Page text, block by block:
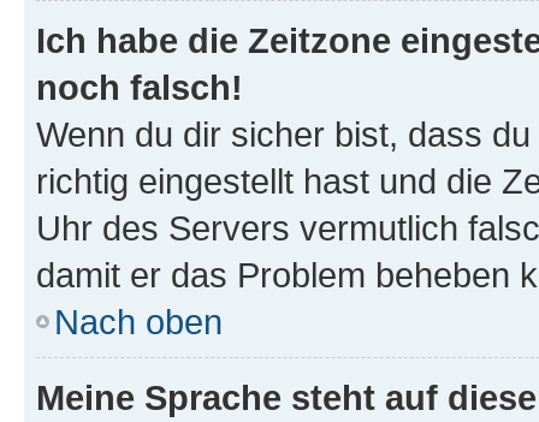
Ich habe die Zeitzone
noch falsch!
Wenn du dir sicher bist, dass
richtig eingestellt hast und die
Uhr des Servers vermutlich
damit er das Problem beheben
Nach oben
Meine Sprache steht auf